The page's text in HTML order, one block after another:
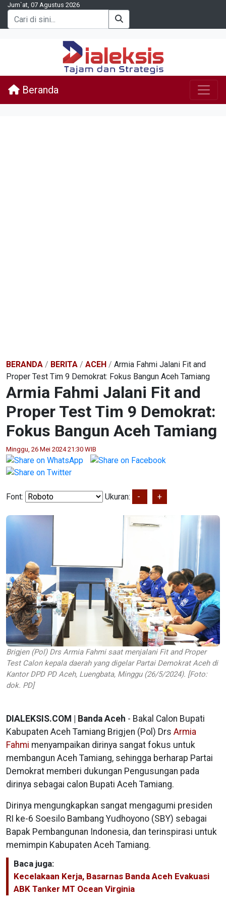
Jum`at, 07 Agustus 2026
Beranda
BERANDA / BERITA / ACEH / Armia Fahmi Jalani Fit and
Proper Test Tim 9 Demokrat: Fokus Bangun Aceh Tamiang
Armia Fahmi Jalani Fit and
Proper Test Tim 9 Demokrat:
Fokus Bangun Aceh Tamiang
Minggu, 26 Mei 2024 21:30 WIB
Font: Ukuran: - +
Brigjen (Pol) Drs Armia Fahmi saat menjalani Fit and Proper
Test Calon kepala daerah yang digelar Partai Demokrat Aceh di
Kantor DPD PD Aceh, Luengbata, Minggu (26/5/2024). [Foto:
dok. PD]
DIALEKSIS.COM | Banda Aceh - Bakal Calon Bupati
Kabupaten Aceh Tamiang Brigjen (Pol) Drs Armia
Fahmi menyampaikan dirinya sangat fokus untuk
membangun Aceh Tamiang, sehingga berharap Partai
Demokrat memberi dukungan Pengusungan pada
dirinya sebagai calon Bupati Aceh Tamiang.
Dirinya mengungkapkan sangat mengagumi presiden
RI ke-6 Soesilo Bambang Yudhoyono (SBY) sebagai
Bapak Pembangunan Indonesia, dan terinspirasi untuk
memimpin Kabupaten Aceh Tamiang.
Baca juga:
Kecelakaan Kerja, Basarnas Banda Aceh Evakuasi
ABK Tanker MT Ocean Virginia